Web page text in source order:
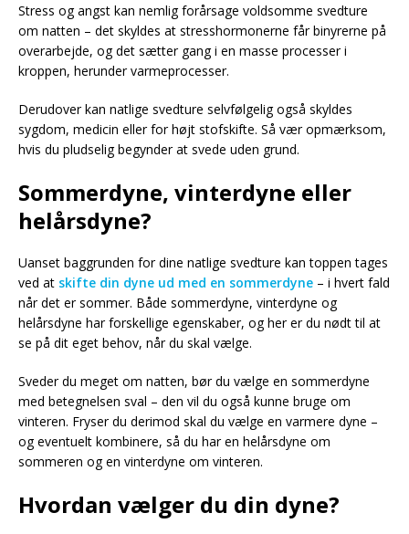
Stress og angst kan nemlig forårsage voldsomme svedture
om natten – det skyldes at stresshormonerne får binyrerne på
overarbejde, og det sætter gang i en masse processer i
kroppen, herunder varmeprocesser.
Derudover kan natlige svedture selvfølgelig også skyldes
sygdom, medicin eller for højt stofskifte. Så vær opmærksom,
hvis du pludselig begynder at svede uden grund.
Sommerdyne, vinterdyne eller
helårsdyne?
Uanset baggrunden for dine natlige svedture kan toppen tages
ved at skifte din dyne ud med en sommerdyne – i hvert fald
når det er sommer. Både sommerdyne, vinterdyne og
helårsdyne har forskellige egenskaber, og her er du nødt til at
se på dit eget behov, når du skal vælge.
Sveder du meget om natten, bør du vælge en sommerdyne
med betegnelsen sval – den vil du også kunne bruge om
vinteren. Fryser du derimod skal du vælge en varmere dyne –
og eventuelt kombinere, så du har en helårsdyne om
sommeren og en vinterdyne om vinteren.
Hvordan vælger du din dyne?